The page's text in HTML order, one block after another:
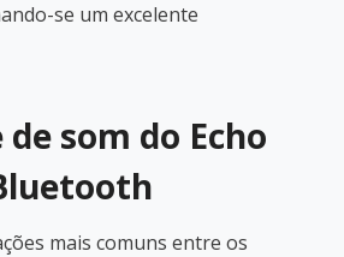
se um excelente
som do Echo
mais comuns entre os